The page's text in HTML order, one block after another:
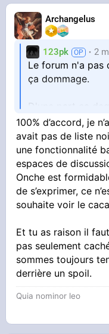
Archangelus
123pk 2
Le forum n'a pas
ça dommage.
D'une part ça
beaucoup de
qui lui sort par
D'autre part ça
quelqu'un qui tu
boucle. Ça finit
ambiance sur le
Il y avait bien
marchait pas très
trop depuis les
part c'est
100% d’accord, je
avait pas de liste
une fonctionnalité
espaces de
Onche est
de s’exprimer, ce
souhaite voir le
Et tu as raison il
pas seulement
sommes toujours
derrière un spoil.
Quia nominor leo